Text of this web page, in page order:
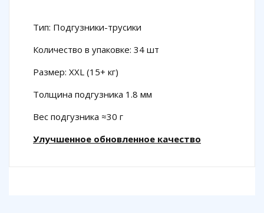
Тип: Подгузники-трусики
Количество в упаковке: 34 шт
Размер: XXL (15+ кг)
Толщина подгузника 1.8 мм
Вес подгузника ≈30 г
Улучшенное обновленное качество